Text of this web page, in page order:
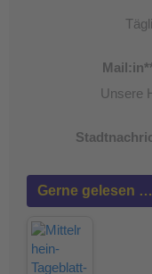
Mail:in
Unsere
Gerne gelesen …